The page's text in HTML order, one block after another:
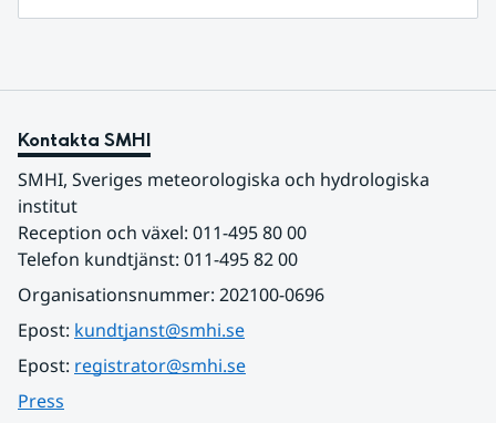
Kontakta SMHI
SMHI, Sveriges meteorologiska och hydrologiska
institut
Reception och växel: 011-495 80 00
Telefon kundtjänst: 011-495 82 00
Organisationsnummer: 202100-0696
Epost: kundtjanst@smhi.se
Epost: registrator@smhi.se
Press